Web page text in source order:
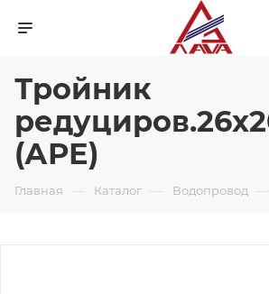
Тройник
(АРЕ)
Главная — Каталог — Водопровод —